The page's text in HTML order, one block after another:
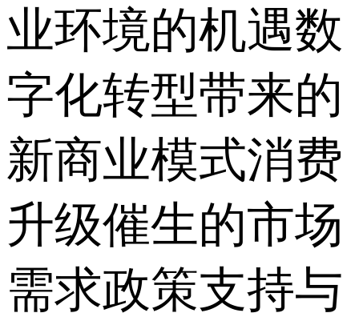
业环境的机遇数
字化转型带来的
新商业模式消费
升级催生的市场
需求政策支持与